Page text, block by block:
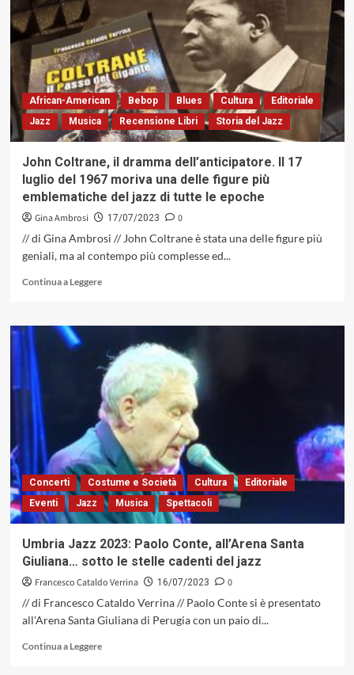
Somi
ed
il
suo
ultimo
album
dedicato
a
Miriam
African-American Bebop Blues Cultura
Editoriale
Jazz
Musica Recensione Libri Storia del Jazz
John Coltrane, il dramma dell’anticipatore. Il 17
luglio del 1967 moriva una delle figure più
emblematiche del jazz di tutte le epoche
Gina Ambrosi 17/07/2023
0
// di Gina Ambrosi // John Coltrane è stata una delle figure più
geniali, ma al contempo più complesse ed...
Continua a LeggereLeggi
su
Coltrane,
il
dramma
dell’anticipatore.
Il
17
luglio
del
1967
moriva
una
delle
più
emblematiche
del
di
tutte
Concerti Costume e Società Cultura
Editoriale
Eventi
Jazz Musica Spettacoli
Umbria Jazz 2023: Paolo Conte, all’Arena Santa
Giuliana… sotto le stelle cadenti del jazz
Francesco Cataldo Verrina 16/07/2023
0
// di Francesco Cataldo Verrina // Paolo Conte si è presentato
all'Arena Santa Giuliana di Perugia con un paio di...
Continua a LeggereLeggi